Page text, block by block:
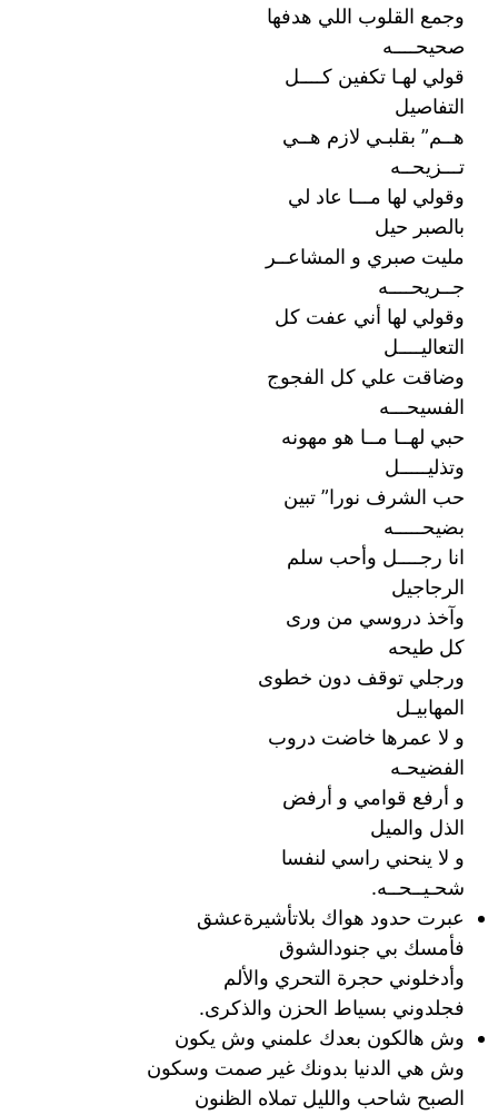
وجمع القلوب اللي هدفها
صحيحــــه
قولي لهـا تكفين كــــل
التفاصيل
هــم” بقلبـي لازم هــي
تـــزيحــه
وقولي لها مـــا عاد لي
بالصبر حيل
مليت صبري و المشاعــر
جــريحــــه
وقولي لها أني عفت كل
التعاليــــل
وضاقت علي كل الفجوج
الفسيحـــه
حبي لهــا مــا هو مهونه
وتذليـــــل
حب الشرف نورا” تبين
بضيحـــــه
انا رجــــل وأحب سلم
الرجاجيل
وآخذ دروسي من ورى
كل طيحه
ورجلي توقف دون خطوى
المهابيـل
و لا عمرها خاضت دروب
الفضيحـه
و أرفع قوامي و أرفض
الذل والميل
و لا ينحني راسي لنفسا
شحـيــحــه.
عبرت حدود هواك بلاتأشيرةعشق
فأمسك بي جنودالشوق
وأدخلوني حجرة التحري والألم
فجلدوني بسياط الحزن والذكرى.
وش هالكون بعدك علمني وش يكون
وش هي الدنيا بدونك غير صمت وسكون
الصبح شاحب والليل تملاه الظنون